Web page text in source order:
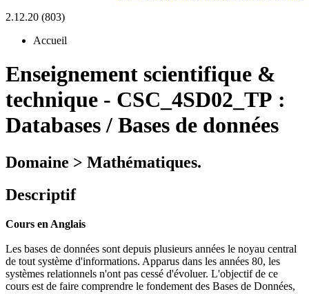
2.12.20 (803)
Accueil
Enseignement scientifique &
technique - CSC_4SD02_TP :
Databases / Bases de données
Domaine > Mathématiques.
Descriptif
Cours en Anglais
Les bases de données sont depuis plusieurs années le noyau central
de tout système d'informations. Apparus dans les années 80, les
systèmes relationnels n'ont pas cessé d'évoluer. L'objectif de ce
cours est de faire comprendre le fondement des Bases de Données,